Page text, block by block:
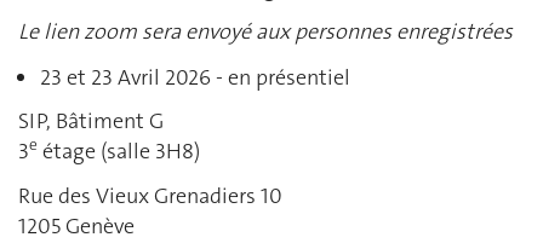
Le lien zoom sera envoyé aux personnes enregistrées
23 et 23 Avril 2026 - en présentiel
SIP, Bâtiment G
3e étage (salle 3H8)
Rue des Vieux Grenadiers 10
1205 Genève